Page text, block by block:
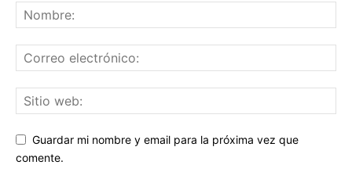
Guardar mi nombre y email para la próxima vez que
comente.